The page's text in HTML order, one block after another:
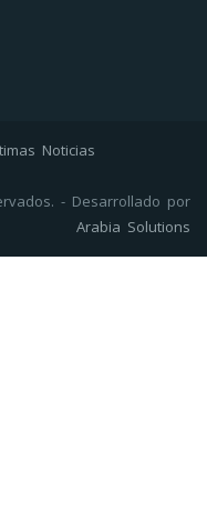
Noticias
- Desarrollado por
Arabia Solutions